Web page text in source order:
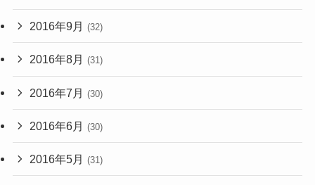
2016年9月 (32)
2016年8月 (31)
2016年7月 (30)
2016年6月 (30)
2016年5月 (31)